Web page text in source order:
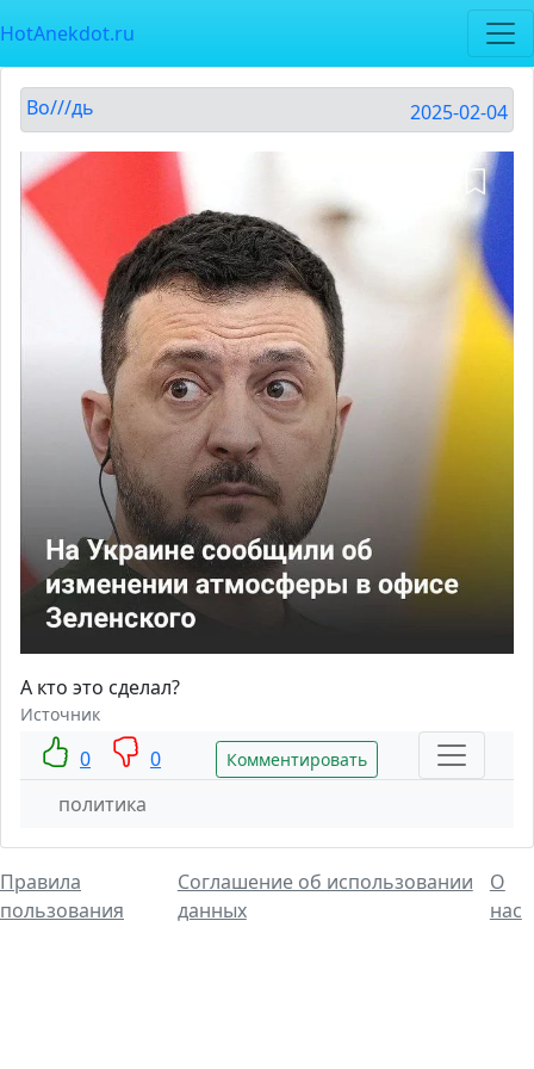
HotAnekdot.ru
Во///дь 2025-02-04
А кто это сделал?
Источник
0 0 Комментировать
политика
Правила
пользования
Соглашение об использовании
данных
О
нас